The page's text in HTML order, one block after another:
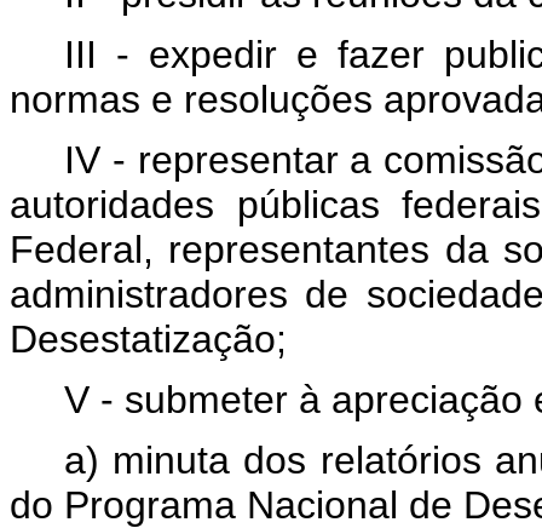
III - expedir e fazer
normas e resoluções
IV - representar a
autoridades públicas
Federal, representantes da
administradores de
Desestatização;
V - submeter à apreciação
a) minuta dos relatórios
do Programa Nacional de